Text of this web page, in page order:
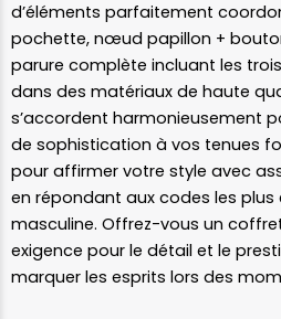
d’éléments parfaitement
pochette, nœud papillon +
parure complète incluant les
dans des matériaux de haute
s’accordent harmonieusement
de sophistication à vos tenues
pour affirmer votre style avec
en répondant aux codes les
masculine. Offrez-vous un
exigence pour le détail et le
marquer les esprits lors des